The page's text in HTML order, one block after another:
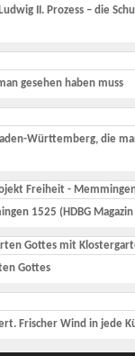
II. Prozess – die
gesehen haben muss
Württemberg, die
1525 (HDBG Magazin
Gottes
Frischer Wind in jede